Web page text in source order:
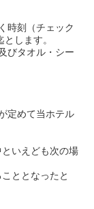
時刻（チェック
します。
びタオル・シー
定めて当ホテル
いえども次の場
ととなったと